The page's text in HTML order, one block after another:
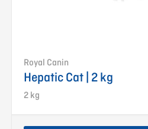
Royal Canin
Hepatic Cat | 2 kg
2 kg